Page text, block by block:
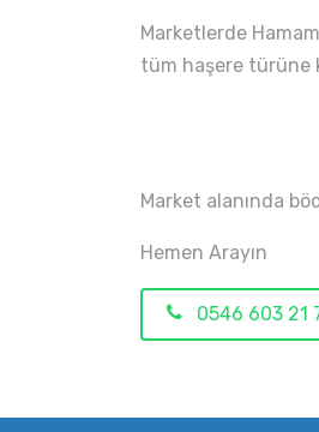
Marketlerde
tüm haşere türüne
Market alanında
Hemen Arayın
0546 603 21